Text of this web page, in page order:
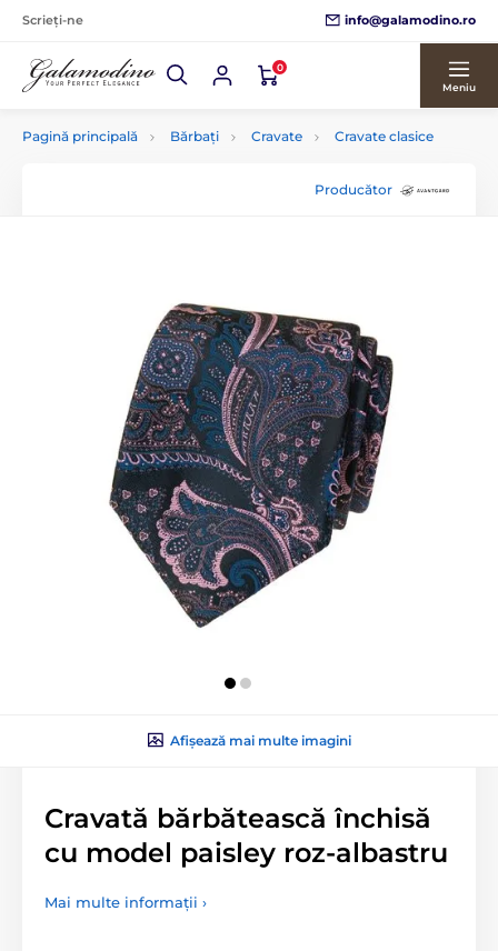
Scrieți-ne info@galamodino.ro
0
Meniu
Pagină principală Bărbați Cravate Cravate clasice
Producător
Afișează mai multe imagini
Cravată bărbătească închisă
cu model paisley roz-albastru
Mai multe informații ›